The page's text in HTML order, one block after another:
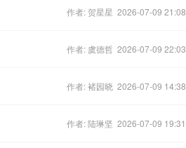
作者: 贺星星 2026-07-09 21:08
作者: 虞德哲 2026-07-09 22:03
作者: 褚园晓 2026-07-09 14:38
作者: 陆琳坚 2026-07-09 19:31